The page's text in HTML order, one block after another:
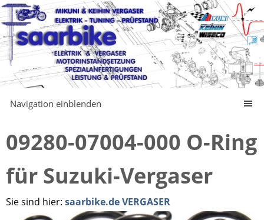
Navigation einblenden
09280-07004-000 O-Ring
für Suzuki-Vergaser
Sie sind hier: saarbike.de VERGASER